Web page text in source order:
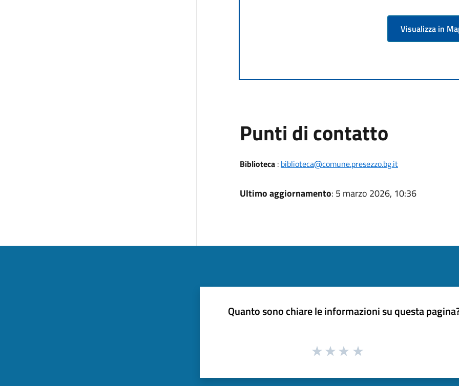
Visualizza in
Punti di contatto
Biblioteca: biblioteca@comune.presezzo.bg.it
Ultimo aggiornamento: 5 marzo 2026, 10:36
Quanto sono chiare le informazioni su questa